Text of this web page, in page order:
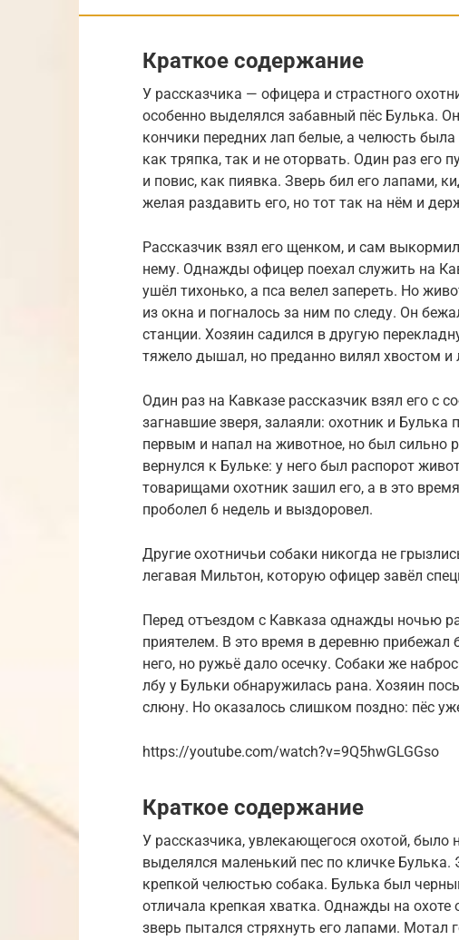
Краткое содержание
У рассказчика — офицера и страстного
особенно выделялся забавный пёс Булька.
кончики передних лап белые, а челюсть
как тряпка, так и не оторвать. Один раз его
и повис, как пиявка. Зверь бил его лапами,
желая раздавить его, но тот так на нём и
Рассказчик взял его щенком, и сам
нему. Однажды офицер поехал служить на
ушёл тихонько, а пса велел запереть. Но
из окна и погналось за ним по следу. Он
станции. Хозяин садился в другую
тяжело дышал, но преданно вилял хвостом и
Один раз на Кавказе рассказчик взял его с
загнавшие зверя, залаяли: охотник и Булька
первым и напал на животное, но был сильно
вернулся к Бульке: у него был распорот
товарищами охотник зашил его, а в это
проболел 6 недель и выздоровел.
Другие охотничьи собаки никогда не
легавая Мильтон, которую офицер завёл
Перед отъездом с Кавказа однажды ночью
приятелем. В это время в деревню
него, но ружьё дало осечку. Собаки же
лбу у Бульки обнаружилась рана. Хозяин
слюну. Но оказалось слишком поздно: пёс
https://youtube.com/watch?v=9Q5hwGLGGso
Краткое содержание
У рассказчика, увлекающегося охотой, было
выделялся маленький пес по кличке Булька.
крепкой челюстью собака. Булька был
отличала крепкая хватка. Однажды на
зверь пытался стряхнуть его лапами. Мотал